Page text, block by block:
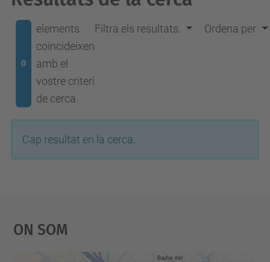
0
elements
coincideixen
amb el
vostre criteri
de cerca
Filtra els resultats. Ordena per
Cap resultat en la cerca.
On Som